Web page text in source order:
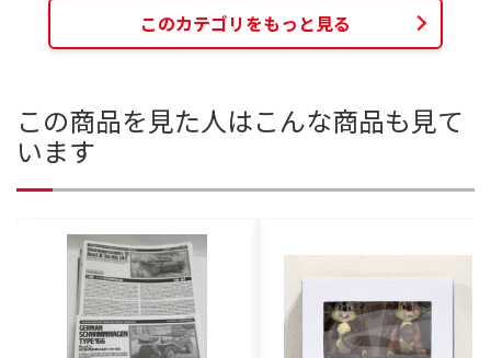
このカテゴリをもっと見る
この商品を見た人はこんな商品も見て
います